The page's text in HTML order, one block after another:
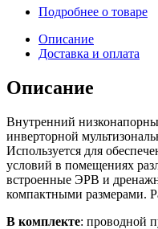
Подробнее о товаре
Описание
Доставка и оплата
Описание
Внутренний
инверторной
Используется для
условий в помещениях
встроенные ЭРВ и
компактными размерами.
В комплекте: проводной